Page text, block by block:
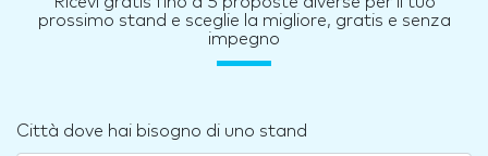
prossimo stand e sceglie la migliore, gratis e senza
impegno
Città dove hai bisogno di uno stand